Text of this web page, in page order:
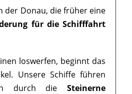
der Donau, die früher eine
für die Schifffahrt
loswerfen, beginnt das
Unsere Schiffe führen
durch die Steinerne